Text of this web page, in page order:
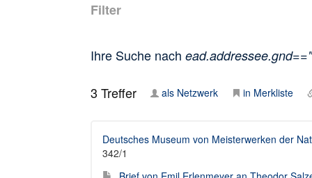
Filter
Ihre Suche nach
3 Treffer als Netzwerk in Merkliste
Deutsches Museum von Meisterwerken der
342/1